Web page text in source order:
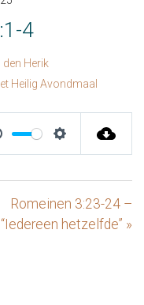
4
den Herik
Heilig Avondmaal
Settings
Romeinen 3:23-24 –
“Iedereen hetzelfde” »